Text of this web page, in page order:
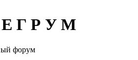
Г Р У М
форум